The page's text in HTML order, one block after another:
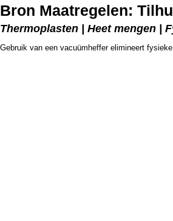
Bron Maatregelen:
Thermoplasten | Heet mengen |
Gebruik van een vacuümheffer elimineert